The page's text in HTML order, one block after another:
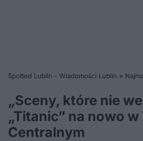
Spotted Lublin - Wiadomości Lublin »
„Sceny, które nie
„Titanic” na nowo w
Centralnym